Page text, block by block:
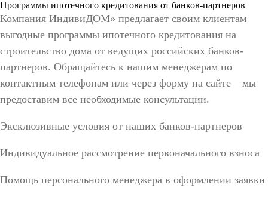
Программы ипотечного кредитования от банков-партнеров
Компания ИндивиДОМ» предлагает своим клиентам
выгодные программы ипотечного кредитования на
строительство дома от ведущих российских банков-
партнеров. Обращайтесь к нашим менеджерам по
контактным телефонам или через форму на сайте – мы
предоставим все необходимые консультации.
Эксклюзивные условия от наших банков-партнеров
Индивидуальное рассмотрение первоначального взноса
Помощь персонального менеджера в оформлении заявки